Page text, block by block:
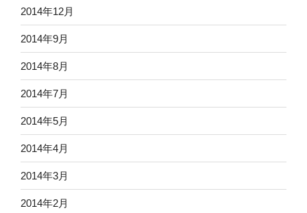
2014年12月
2014年9月
2014年8月
2014年7月
2014年5月
2014年4月
2014年3月
2014年2月